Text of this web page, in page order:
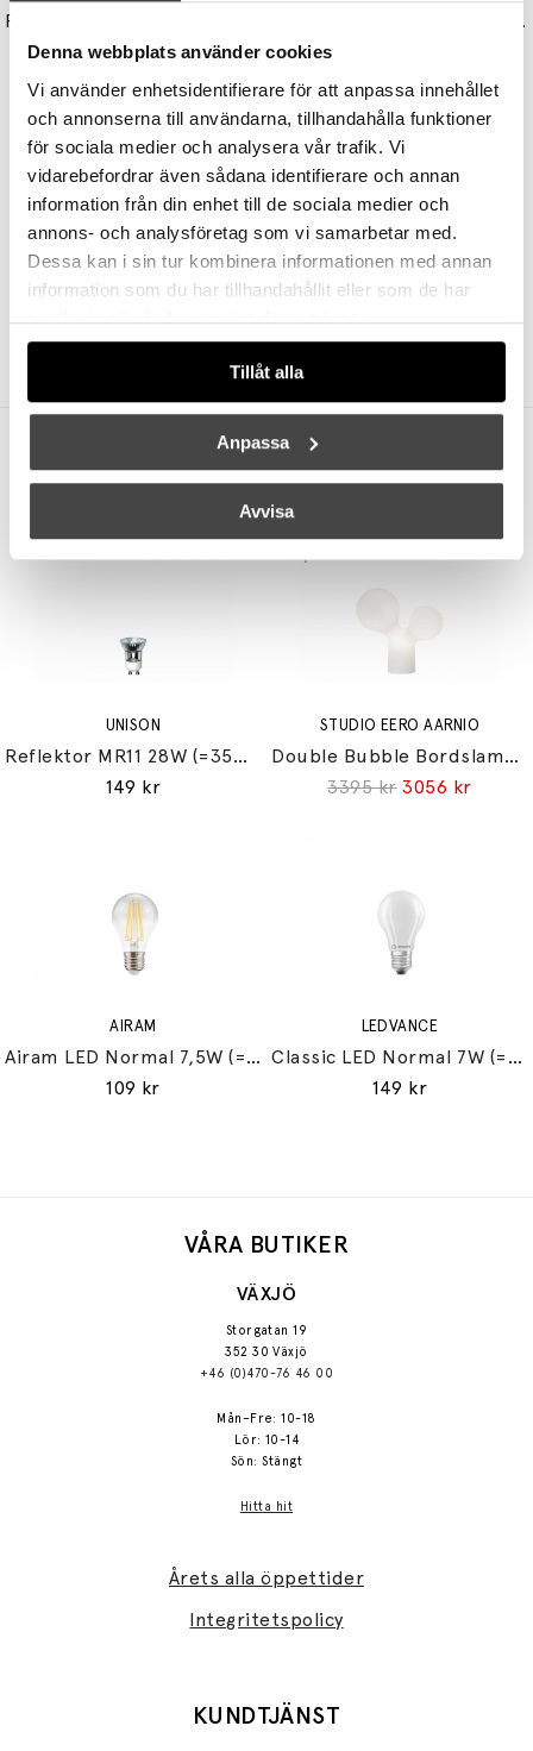
Denna webbplats använder cookies
Vi använder enhetsidentifierare för att anpassa innehållet
och annonserna till användarna, tillhandahålla funktioner
för sociala medier och analysera vår trafik. Vi
vidarebefordrar även sådana identifierare och annan
information från din enhet till de sociala medier och
annons- och analysföretag som vi samarbetar med.
Dessa kan i sin tur kombinera informationen med annan
information som du har tillhandahållit eller som de har
samlat in när du har använt deras tjänster.
Tillåt alla
Anpassa
Avvisa
147000 kr 117600 kr
NJP Vägglampa Short Arm Black
4245 kr
LOUIS POULSEN
AJ Vägglampa Dusty Blue
LOUIS POULSEN
AJ Garden Pollare Short Black Med Jordspett
Andra köpte även
UNISON
Reflektor MR11 28W (=35W) GU10
149 kr
STUDIO EERO AARNIO
Double Bubble Bordslampa Small
3395 kr 3056 kr
AIRAM
Airam LED Normal 7,5W (=60W) E27
109 kr
LEDVANCE
Classic LED Normal 7W (=60W) E27
149 kr
VÅRA BUTIKER
VÄXJÖ
Storgatan 19
352 30 Växjö
+46 (0)470-76 46 00
Mån–Fre: 10-18
Lör: 10-14
Sön: Stängt
Hitta hit
Årets alla öppettider
Integritetspolicy
KUNDTJÄNST